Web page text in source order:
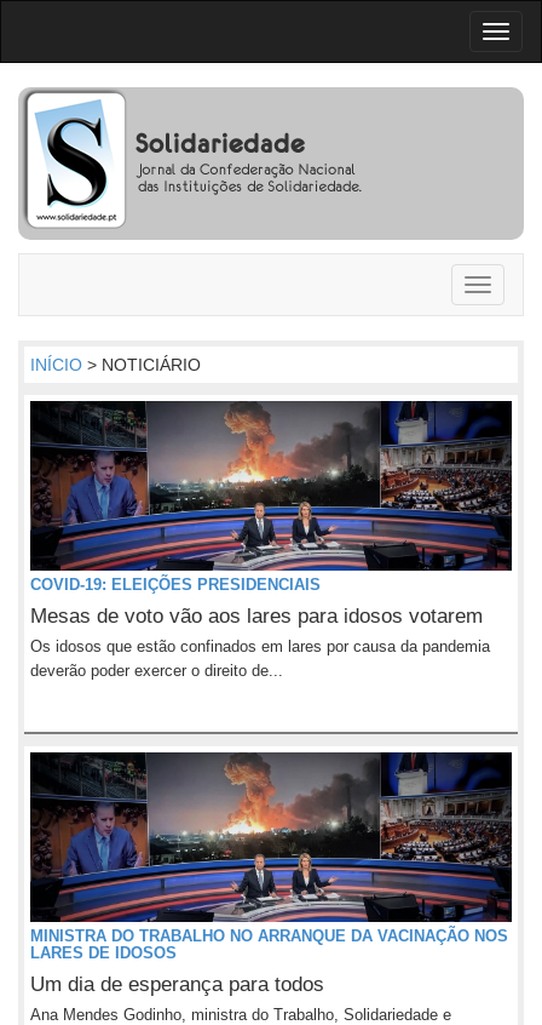
Toggle
INÍCIO > NOTICIÁRIO
COVID-19: ELEIÇÕES PRESIDENCIAIS
Mesas de voto vão aos lares para idosos votarem
Os idosos que estão confinados em lares por causa da pandemia
deverão poder exercer o direito de...
MINISTRA DO TRABALHO NO ARRANQUE DA VACINAÇÃO NOS
LARES DE IDOSOS
Um dia de esperança para todos
Ana Mendes Godinho, ministra do Trabalho, Solidariedade e